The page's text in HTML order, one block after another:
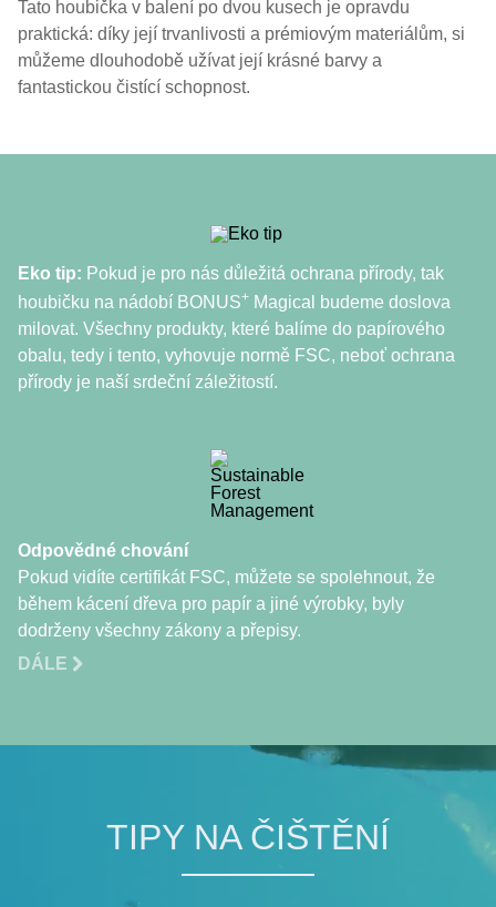
Tato houbička v balení po dvou kusech je opravdu
praktická: díky její trvanlivosti a prémiovým materiálům, si
můžeme dlouhodobě užívat její krásné barvy a
fantastickou čistící schopnost.
Eko tip: Pokud je pro nás důležitá ochrana přírody, tak
houbičku na nádobí BONUS+ Magical budeme doslova
milovat. Všechny produkty, které balíme do papírového
obalu, tedy i tento, vyhovuje normě FSC, neboť ochrana
přírody je naší srdeční záležitostí.
Odpovědné chování
Pokud vidíte certifikát FSC, můžete se spolehnout, že
během kácení dřeva pro papír a jiné výrobky, byly
dodrženy všechny zákony a přepisy.
DÁLE
TIPY NA ČIŠTĚNÍ